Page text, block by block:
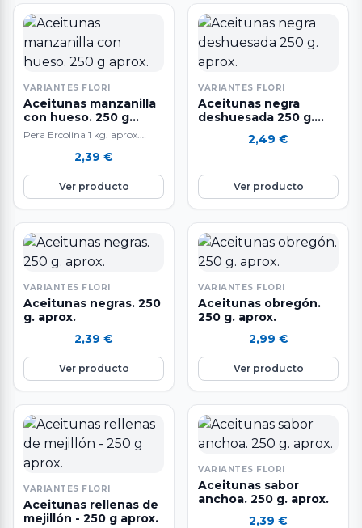
VARIANTES FLORI
Aceitunas manzanilla
con hueso. 250 g
aprox.
Pera Ercolina 1 kg. aprox.
y aromática. Alto contenido
en fibra, vitaminas y
minerales. Depurativa y
antioxidante.
2,39 €
Ver producto
VARIANTES FLORI
Aceitunas negra
deshuesada 250 g.
2,49 €
Ver producto
VARIANTES FLORI
Aceitunas negras. 250
g. aprox.
2,39 €
Ver producto
VARIANTES FLORI
Aceitunas obregón.
250 g. aprox.
2,99 €
Ver producto
VARIANTES FLORI
Aceitunas rellenas de
mejillón - 250 g aprox.
VARIANTES FLORI
Aceitunas sabor
anchoa. 250 g. aprox.
2,39 €